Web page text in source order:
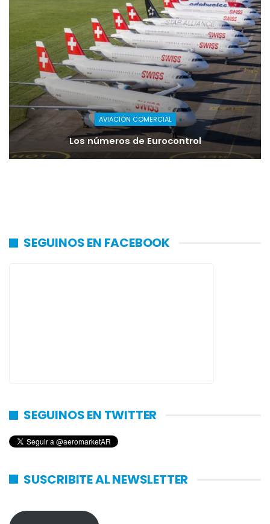
AVIACIÓN COMERCIAL
Los números de Eurocontrol
SEGUINOS EN FACEBOOK
SEGUINOS EN TWITTER
SUSCRIBITE AL NEWSLETTER